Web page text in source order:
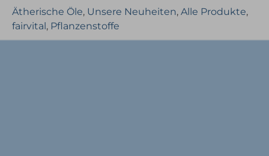
Ätherische Öle, Unsere Neuheiten, Alle Produkte,
fairvital, Pflanzenstoffe